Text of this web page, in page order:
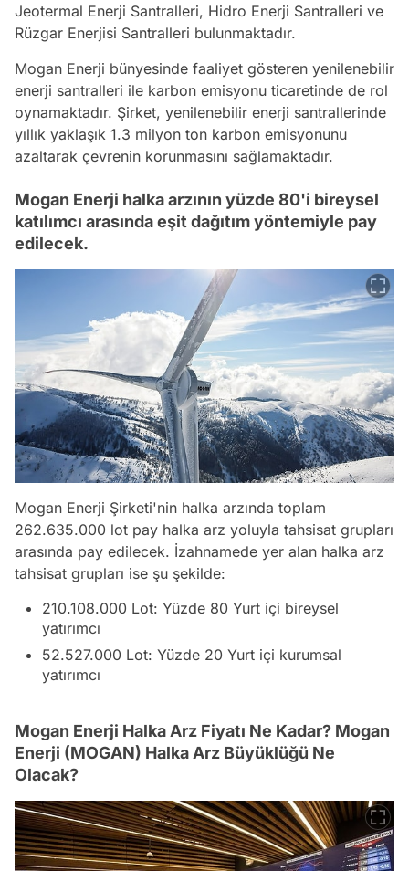
Jeotermal Enerji Santralleri, Hidro Enerji Santralleri ve
Rüzgar Enerjisi Santralleri bulunmaktadır.
Mogan Enerji bünyesinde faaliyet gösteren yenilenebilir
enerji santralleri ile karbon emisyonu ticaretinde de rol
oynamaktadır. Şirket, yenilenebilir enerji santrallerinde
yıllık yaklaşık 1.3 milyon ton karbon emisyonunu
azaltarak çevrenin korunmasını sağlamaktadır.
Mogan Enerji halka arzının yüzde 80'i bireysel
katılımcı arasında eşit dağıtım yöntemiyle pay
edilecek.
Mogan Enerji Şirketi'nin halka arzında toplam
262.635.000 lot pay halka arz yoluyla tahsisat grupları
arasında pay edilecek. İzahnamede yer alan halka arz
tahsisat grupları ise şu şekilde:
210.108.000 Lot: Yüzde 80 Yurt içi bireysel
yatırımcı
52.527.000 Lot: Yüzde 20 Yurt içi kurumsal
yatırımcı
Mogan Enerji Halka Arz Fiyatı Ne Kadar? Mogan
Enerji (MOGAN) Halka Arz Büyüklüğü Ne
Olacak?